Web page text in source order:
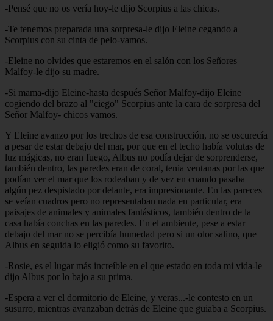
-Pensé que no os vería hoy-le dijo Scorpius a las chicas.
-Te tenemos preparada una sorpresa-le dijo Eleine cegando a
Scorpius con su cinta de pelo-vamos.
-Eleine no olvides que estaremos en el salón con los Señores
Malfoy-le dijo su madre.
-Si mama-dijo Eleine-hasta después Señor Malfoy-dijo Eleine
cogiendo del brazo al "ciego" Scorpius ante la cara de sorpresa del
Señor Malfoy- chicos vamos.
Y Eleine avanzo por los trechos de esa construcción, no se oscurecía
a pesar de estar debajo del mar, por que en el techo había volutas de
luz mágicas, no eran fuego, Albus no podía dejar de sorprenderse,
también dentro, las paredes eran de coral, tenia ventanas por las que
podían ver el mar que los rodeaban y de vez en cuando pasaba
algún pez despistado por delante, era impresionante. En las pareces
se veían cuadros pero no representaban nada en particular, era
paisajes de animales y animales fantásticos, también dentro de la
casa había conchas en las paredes. En el ambiente, pese a estar
debajo del mar no se percibía humedad pero si un olor salino, que
Albus en seguida lo eligió como su favorito.
-Rosie, es el lugar más increíble en el que estado en toda mi vida-le
dijo Albus por lo bajo a su prima.
-Espera a ver el dormitorio de Eleine, y veras...-le contesto en un
susurro, mientras avanzaban detrás de Eleine que guiaba a Scorpius.